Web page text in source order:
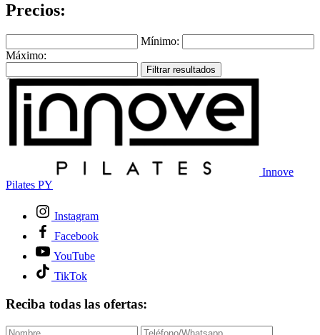
Precios:
Mínimo:
Máximo:
Filtrar resultados
Innove
Pilates PY
Instagram
Facebook
YouTube
TikTok
Reciba todas las ofertas: